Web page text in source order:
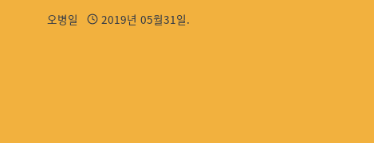
오병일 2019년 05월31일.